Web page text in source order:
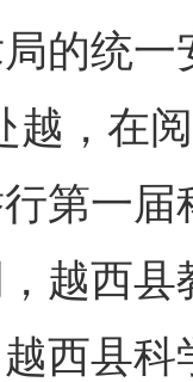
的统
越，在
第一
越西
西县